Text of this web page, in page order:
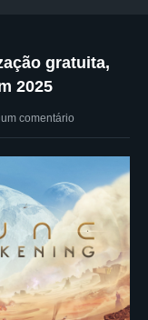
gratuita,
2025
comentário